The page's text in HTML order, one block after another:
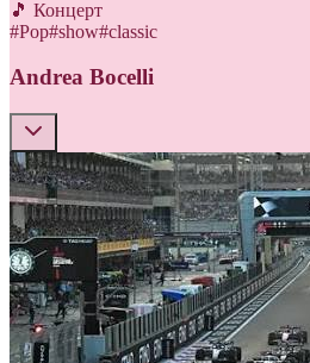
🎵 Концерт
#Pop#show#classic
Andrea Bocelli